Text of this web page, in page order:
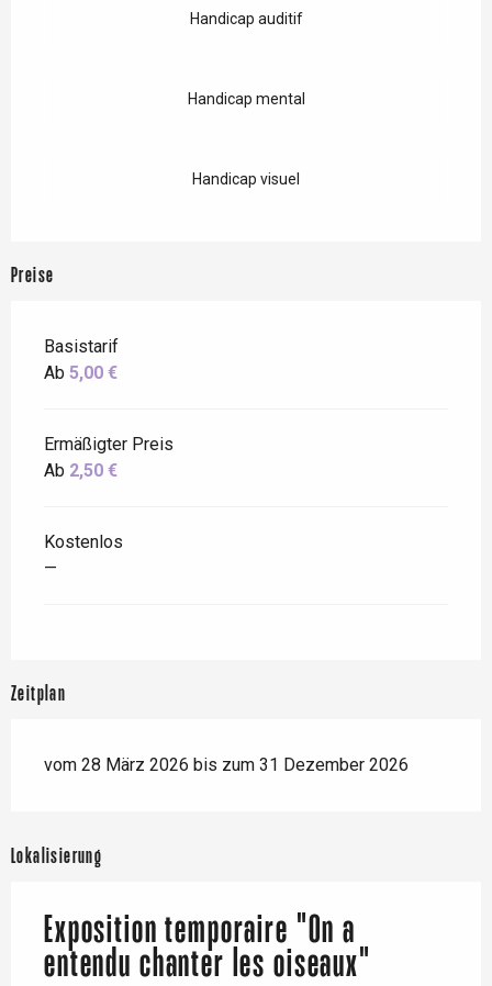
Handicap auditif
Handicap mental
Handicap visuel
Preise
Basistarif
Ab 5,00 €
Ermäßigter Preis
Ab 2,50 €
Kostenlos
—
Zeitplan
vom 28 März 2026 bis zum 31 Dezember 2026
Lokalisierung
Exposition temporaire "On a
entendu chanter les oiseaux"